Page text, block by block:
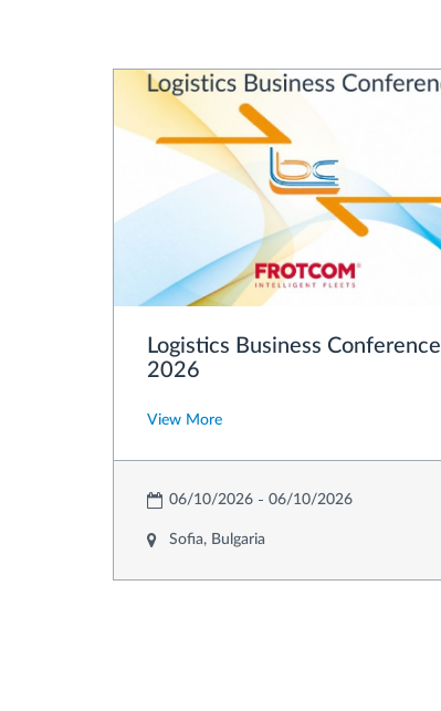
Logistics Business Conference
2026
View More
06/10/2026 06/10/2026
Sofia, Bulgaria